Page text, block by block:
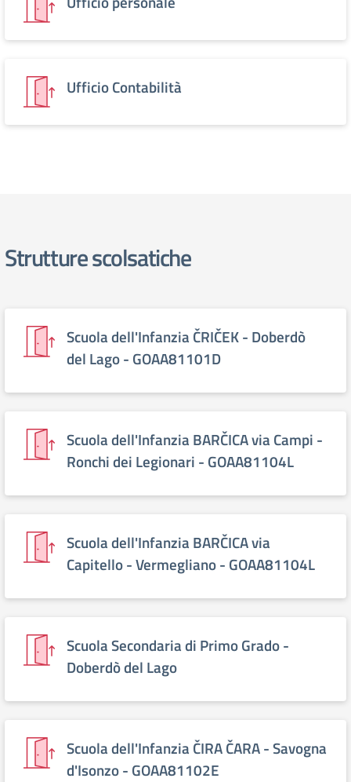
Ufficio Contabilità
Strutture scolsatiche
Scuola dell'Infanzia ČRIČEK - Doberdò
del Lago - GOAA81101D
Scuola dell'Infanzia BARČICA via Campi -
Ronchi dei Legionari - GOAA81104L
Scuola dell'Infanzia BARČICA via
Capitello - Vermegliano - GOAA81104L
Scuola Secondaria di Primo Grado -
Doberdò del Lago
Scuola dell'Infanzia ČIRA ČARA - Savogna
d'Isonzo - GOAA81102E